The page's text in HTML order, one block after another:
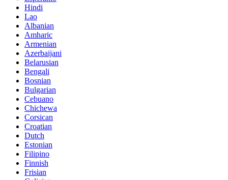
Hindi
Lao
Albanian
Amharic
Armenian
Azerbaijani
Belarusian
Bengali
Bosnian
Bulgarian
Cebuano
Chichewa
Corsican
Croatian
Dutch
Estonian
Filipino
Finnish
Frisian